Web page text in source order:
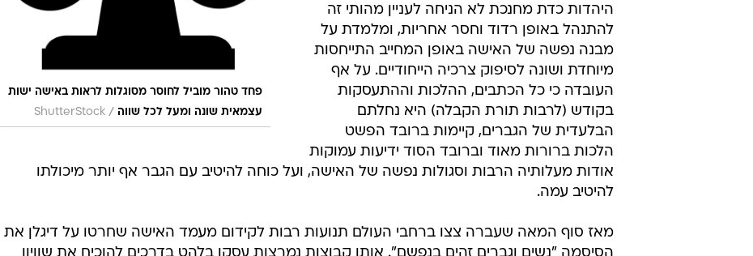
פחד טהור מוביל לחוסר מסוגלות לראות באישה ישות
עצמאית שונה ומעל לכל שווה /
ShutterStock
היהדות כדת מחנכת לא הניחה לעניין מהותי זה
להתנהל באופן רדוד וחסר אחריות, ומלמדת על
מבנה נפשה של האישה באופן המחייב התייחסות
מיוחדת ושונה לסיפוק צרכיה הייחודיים. על אף
העובדה כי כל הכתבים, ההלכות וההתעסקות
בקודש (לרבות תורת הקבלה) היא נחלתם
הבלעדית של הגברים, קיימות ברובד הפשט
הלכות ברורות מאוד וברובד הסוד ידיעות עמוקות
אודות מעלותיה הרבות וסגולות נפשה של האישה, ועל כוחה להיטיב עם הגבר אף יותר מיכולתו
להיטיב עמה.
מאז סוף המאה שעברה צצו ברחבי העולם תנועות רבות לקידום מעמד האישה שחרטו על דיגלן את